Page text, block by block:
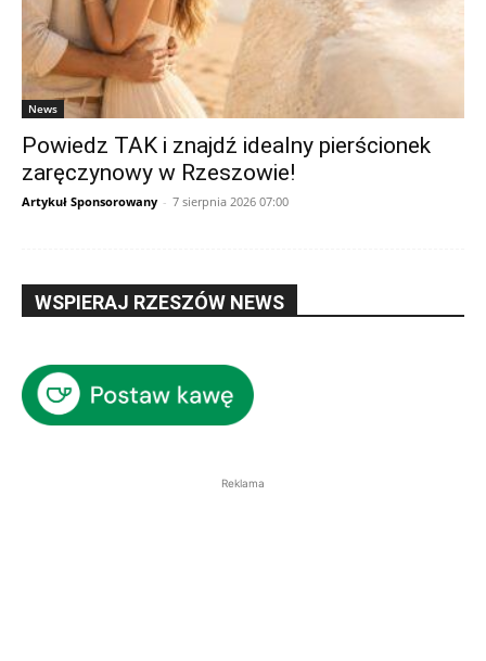
News
Powiedz TAK i znajdź idealny pierścionek
zaręczynowy w Rzeszowie!
Artykuł Sponsorowany - 7 sierpnia 2026 07:00
WSPIERAJ RZESZÓW NEWS
Reklama